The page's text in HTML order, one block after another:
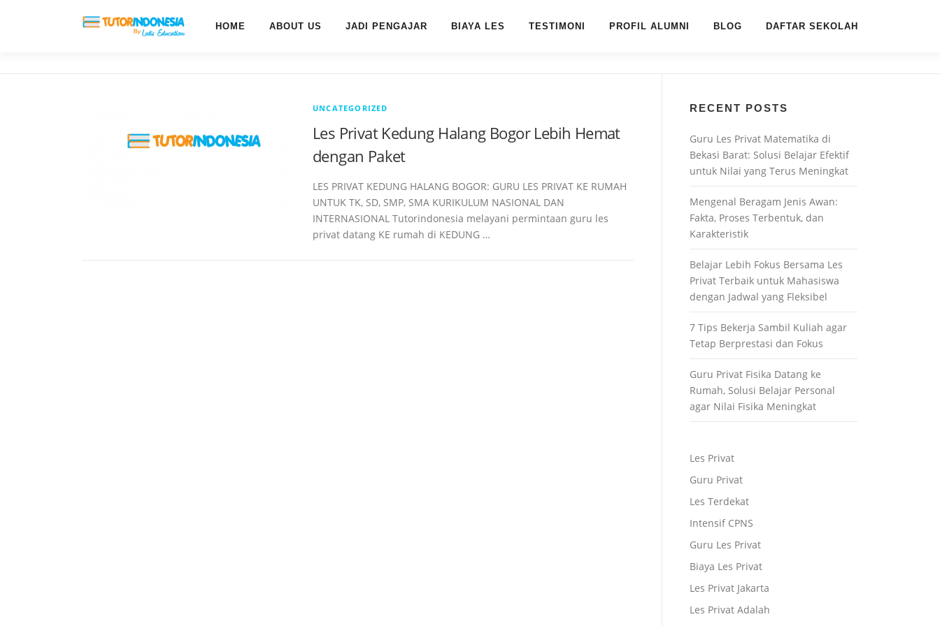
HOME ABOUT US JADI PENGAJAR BIAYA LES TESTIMONI PROFIL ALUMNI BLOG DAFTAR SEKOLAH
UNCATEGORIZED
Les Privat Kedung Halang Bogor Lebih Hemat
dengan Paket
LES PRIVAT KEDUNG HALANG BOGOR: GURU LES PRIVAT KE RUMAH
UNTUK TK, SD, SMP, SMA KURIKULUM NASIONAL DAN
INTERNASIONAL Tutorindonesia melayani permintaan guru les
privat datang KE rumah di KEDUNG …
RECENT POSTS
Guru Les Privat Matematika di
Bekasi Barat: Solusi Belajar Efektif
untuk Nilai yang Terus Meningkat
Mengenal Beragam Jenis Awan:
Fakta, Proses Terbentuk, dan
Karakteristik
Belajar Lebih Fokus Bersama Les
Privat Terbaik untuk Mahasiswa
dengan Jadwal yang Fleksibel
7 Tips Bekerja Sambil Kuliah agar
Tetap Berprestasi dan Fokus
Guru Privat Fisika Datang ke
Rumah, Solusi Belajar Personal
agar Nilai Fisika Meningkat
Les Privat
Guru Privat
Les Terdekat
Intensif CPNS
Guru Les Privat
Biaya Les Privat
Les Privat Jakarta
Les Privat Adalah